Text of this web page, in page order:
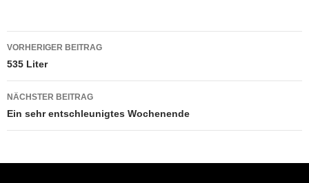
Beitragsnavigation
VORHERIGER BEITRAG
535 Liter
NÄCHSTER BEITRAG
Ein sehr entschleunigtes Wochenende